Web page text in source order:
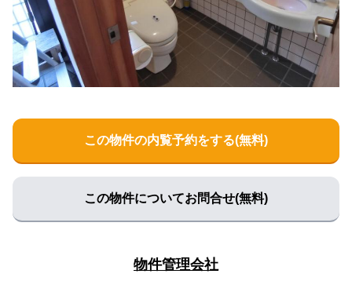
この物件の内覧予約をする(無料)
この物件についてお問合せ(無料)
物件管理会社